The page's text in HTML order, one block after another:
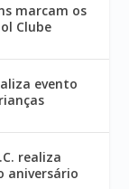
marcam os
Clube
evento
realiza
aniversário